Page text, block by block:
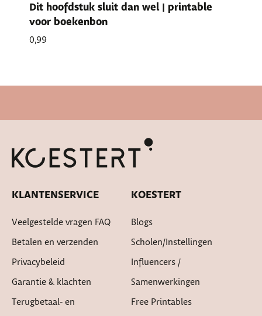
Dit hoofdstuk sluit dan wel | printable
voor boekenbon
0,99
Cadeautje bij bestelling
KLANTENSERVICE
Veelgestelde vragen FAQ
Betalen en verzenden
Privacybeleid
Garantie & klachten
Terugbetaal- en
KOESTERT
Blogs
Scholen/instellingen
Influencers /
Samenwerkingen
Free Printables